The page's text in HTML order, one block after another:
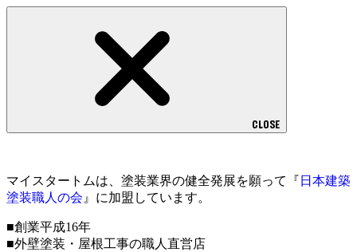
CLOSE
マイスタートムは、塗装業界の健全発展を願って『 日本建築
塗装職人の会 』に加盟しています。
■創業平成16年
■外壁塗装・屋根工事の職人直営店